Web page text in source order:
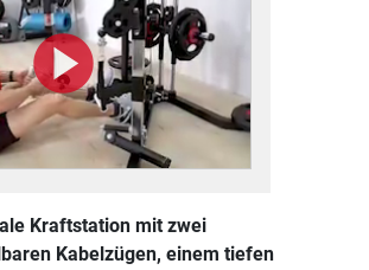
Kraftstation mit zwei
Kabelzügen, einem tiefen